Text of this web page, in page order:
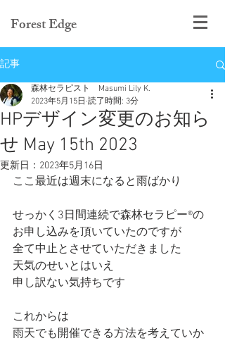
Forest Edge
記事
HPデザイン変更のお知ら
せ May 15th 2023
森林セラピスト Masumi Lily K.
2023年5月15日 読了時間: 3分
更新日： 2023年5月16日
ここ最近は週末になると雨ばかり
せっかく3日間連続で森林セラピー®️の
お申し込みを頂いていたのですが
全て中止とさせていただきました
天気のせいとはいえ
申し訳ない気持ちです
これからは
雨天でも開催できる方法を考えていか